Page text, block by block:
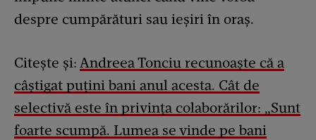
despre cumpărături sau ieșiri în oraș.
Citește și: Andreea Tonciu recunoaște că a
câștigat puțini bani anul acesta. Cât de
selectivă este în privința colaborărilor: „Sunt
foarte scumpă. Lumea se vinde pe bani